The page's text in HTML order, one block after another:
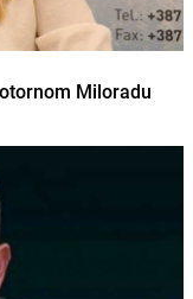
Miloradu